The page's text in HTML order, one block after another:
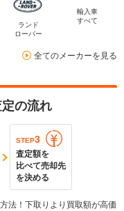
ランド
ローバー
輸入車
すべて
全てのメーカーを見る
の流れ
STEP3
査定額を
比べて売却先
を決める
法！下取りより買取額が高価